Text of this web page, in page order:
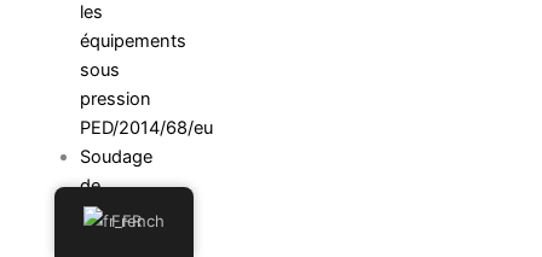
les
équipements
sous
pression
PED/2014/68/eu
Soudage
de
barresFrench